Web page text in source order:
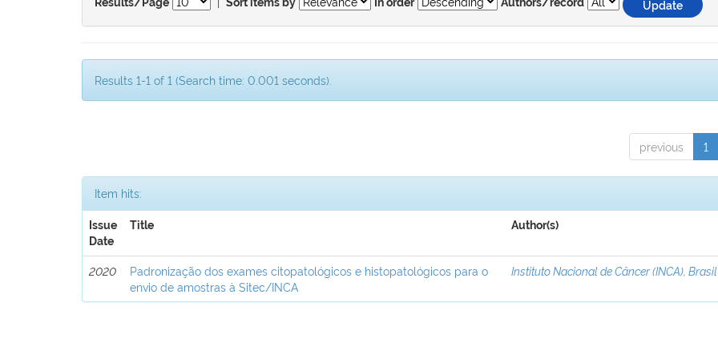
Results/Page Sort items by In order Authors/record
Results 1-1 of 1 (Search time: 0.001 seconds).
previous 1
Item hits:
Issue
Date
Title Author(s)
2020
Padronização dos exames citopatológicos e histopatológicos para o
envio de amostras à Sitec/INCA
Instituto Nacional de Câncer (INCA), Brasil